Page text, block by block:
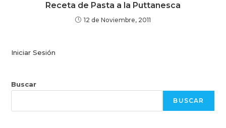
Receta de Pasta a la Puttanesca
12 de Noviembre, 2011
Iniciar Sesión
Buscar
BUSCAR